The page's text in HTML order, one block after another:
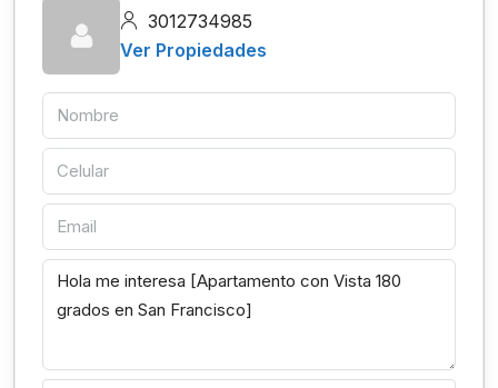
3012734985
Ver Propiedades